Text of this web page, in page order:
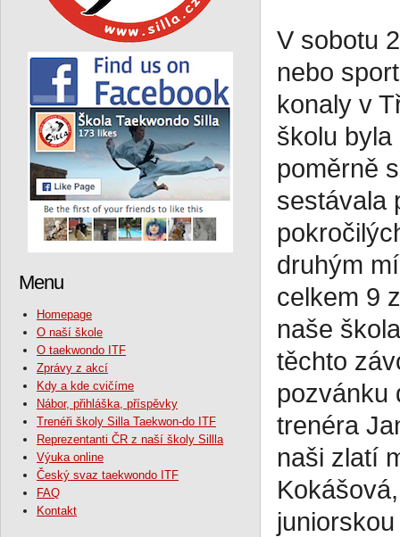
Menu
Homepage
O naší škole
O taekwondo ITF
Zprávy z akcí
Kdy a kde cvičíme
Nábor, přihláška, příspěvky
Trenéři školy Silla Taekwon-do ITF
Reprezentanti ČR z naší školy Sillla
Výuka online
Český svaz taekwondo ITF
FAQ
Kontakt
V sobotu
nebo
konaly v
školu
poměrně
sestávala
druhým
celkem 9
naše
těchto
pozvánku
trenéra
naši zlatí